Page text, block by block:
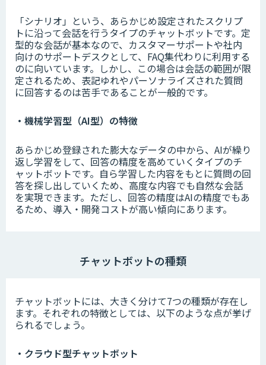
「シナリオ」という、あらかじめ設定されたスクリプ
トに沿って会話を行うタイプのチャットボットです。定
型的な会話が基本なので、カスタマーサポートや社内
向けのサポートデスクとして、FAQ集代わりに利用する
のに向いています。しかし、この場合は会話の範囲が限
定されるため、表記ゆれやパーソナライズされた質問
に回答するのは苦手であることが一般的です。
・機械学習型（AI型）の特徴
あらかじめ登録された膨大なデータの中から、AIが繰り
返し学習をして、回答の精度を高めていくタイプのチ
ャットボットです。自ら学習した内容をもとに質問の回
答を探し出していくため、高度な内容でも自然な会話
を実現できます。ただし、回答の精度はAIの精度でもあ
るため、導入・開発コストが高い傾向にあります。
チャットボットの種類
チャットボットには、大きく分けて7つの種類が存在し
ます。それぞれの特徴としては、以下のような点が挙げ
られるでしょう。
・クラウド型チャットボット